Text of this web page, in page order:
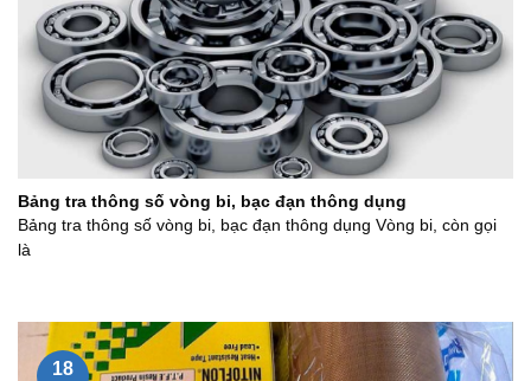
Bảng tra thông số vòng bi, bạc đạn thông dụng
Bảng tra thông số vòng bi, bạc đạn thông dụng Vòng bi, còn gọi
là
18